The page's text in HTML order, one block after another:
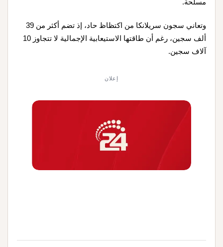
مسلحة.
وتعاني سجون سريلانكا من اكتظاظ حاد، إذ تضم أكثر من 39
ألف سجين، رغم أن طاقتها الاستيعابية الإجمالية لا تتجاوز 10
آلاف سجين.
إعلان